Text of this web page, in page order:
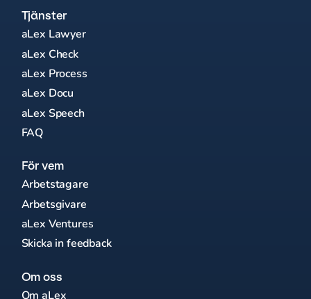
Tjänster
aLex Lawyer
aLex Check
aLex Process
aLex Docu
aLex Speech
FAQ
För vem
Arbetstagare
Arbetsgivare
aLex Ventures
Skicka in feedback
Om oss
Om aLex